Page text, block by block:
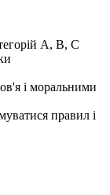
А, В, С
і моральними
правил і